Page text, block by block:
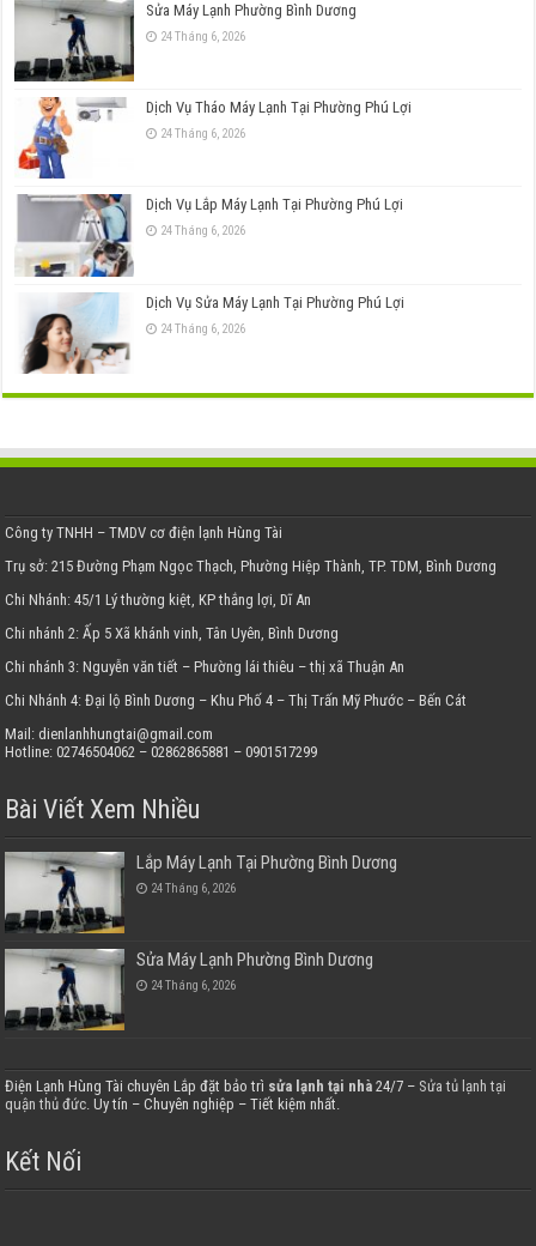
Sửa Máy Lạnh Phường Bình Dương
24 Tháng 6, 2026
Dịch Vụ Tháo Máy Lạnh Tại Phường Phú Lợi
24 Tháng 6, 2026
Dịch Vụ Lắp Máy Lạnh Tại Phường Phú Lợi
24 Tháng 6, 2026
Dịch Vụ Sửa Máy Lạnh Tại Phường Phú Lợi
24 Tháng 6, 2026
Công ty TNHH – TMDV cơ điện lạnh Hùng Tài
Trụ sở: 215 Đường Phạm Ngọc Thạch, Phường Hiệp Thành, TP. TDM, Bình Dương
Chi Nhánh: 45/1 Lý thường kiệt, KP thắng lợi, Dĩ An
Chi nhánh 2: Ấp 5 Xã khánh vinh, Tân Uyên, Bình Dương
Chi nhánh 3: Nguyễn văn tiết – Phường lái thiêu – thị xã Thuận An
Chi Nhánh 4: Đại lộ Bình Dương – Khu Phố 4 – Thị Trấn Mỹ Phước – Bến Cát
Mail: dienlanhhungtai@gmail.com
Hotline: 02746504062 – 02862865881 – 0901517299
Bài Viết Xem Nhiều
Lắp Máy Lạnh Tại Phường Bình Dương
24 Tháng 6, 2026
Sửa Máy Lạnh Phường Bình Dương
24 Tháng 6, 2026
Điện Lạnh Hùng Tài chuyên Lắp đặt bảo trì sửa lạnh tại nhà 24/7 – Sửa tủ lạnh tại
quận thủ đức. Uy tín – Chuyên nghiệp – Tiết kiệm nhất.
Kết Nối